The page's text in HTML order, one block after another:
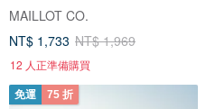
MAILLOT CO.
NT$ 1,733 NT$ 1,969
12 人正準備購買
免運 75 折